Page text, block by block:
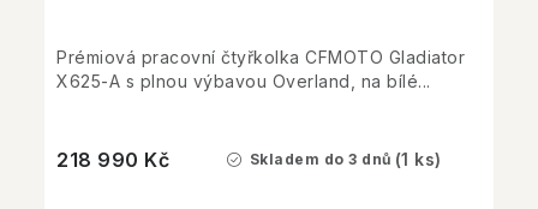
Skladem do 3 dnů (1 ks)
218 990 Kč
Prémiová pracovní čtyřkolka CFMOTO Gladiator
X625-A s plnou výbavou Overland, na bílé...